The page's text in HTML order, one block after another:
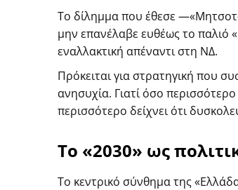
Το δίλημμα που έθεσε
μην επανέλαβε ευθέως το παλιό
εναλλακτική απέναντι στη ΝΔ.
Πρόκειται για στρατηγική που
ανησυχία. Γιατί όσο
περισσότερο δείχνει ότι
Το «2030» ως
Το κεντρικό σύνθημα της